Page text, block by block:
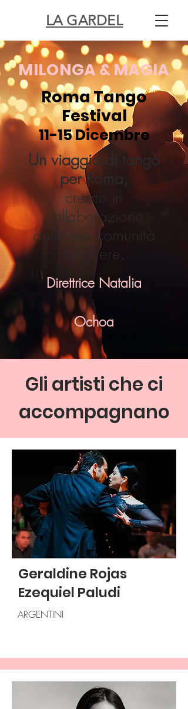
LA GARDEL
MILONGA & MAGIA
Roma Tango
Festival
11-15 Dicembre
Un viaggio di tango
per Roma,
creato in
collaborazione
dalle sue comunità
tanguere.
Direttrice Natalia
Ochoa
Gli artisti che ci
accompagnano
Geraldine Rojas
Ezequiel Paludi
ARGENTINI